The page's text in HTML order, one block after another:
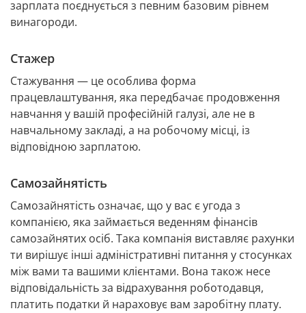
зарплата поєднується з певним базовим рівнем
винагороди.
Стажер
Стажування — це особлива форма
працевлаштування, яка передбачає продовження
навчання у вашій професійній галузі, але не в
навчальному закладі, а на робочому місці, із
відповідною зарплатою.
Самозайнятість
Самозайнятість означає, що у вас є угода з
компанією, яка займається веденням фінансів
самозайнятих осіб. Така компанія виставляє рахунки
ти вирішує інші адміністративні питання у стосунках
між вами та вашими клієнтами. Вона також несе
відповідальність за відрахування роботодавця,
платить податки й нараховує вам заробітну плату.